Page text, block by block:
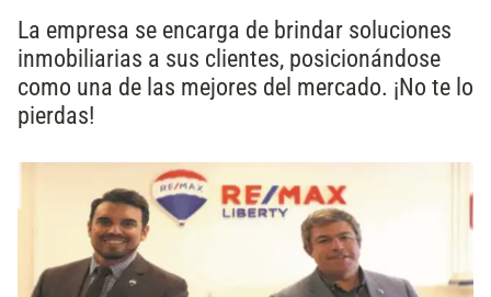
La empresa se encarga de brindar soluciones
inmobiliarias a sus clientes, posicionándose
como una de las mejores del mercado. ¡No te lo
pierdas!